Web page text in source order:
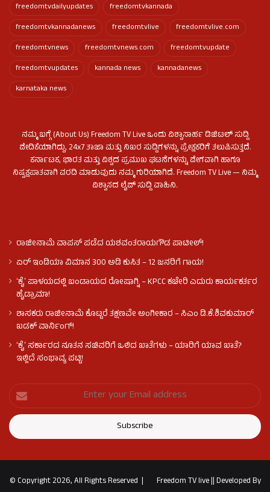
freedomtvdailyupdates
freedomtvkannada
freedomtvkannadanews
freedomtvlive
freedomtvlive.com
freedomtvnews
freedomtvnews.com
freedomtvupdate
freedomtvupdates
kannada news
kannadanews
karnataka news
ನಮ್ಮ ಬಗ್ಗೆ (About Us) Freedom TV Live ಒಂದು ವಿಶ್ವಾಸಾರ್ಹ ಡಿಜಿಟಲ್ ಸುದ್ದಿ
ವೇದಿಕೆಯಾಗಿದ್ದು, 24x7 ತಾಜಾ ಮತ್ತು ನಿಖರ ಸುದ್ದಿಗಳನ್ನು ಪ್ರೇಕ್ಷಕರಿಗೆ ತಲುಪಿಸುತ್ತದೆ.
ಕರ್ನಾಟಕ, ಭಾರತ ಮತ್ತು ವಿಶ್ವದ ಪ್ರಮುಖ ಘಟನೆಗಳನ್ನು ವೇಗವಾಗಿ ಹಾಗೂ
ನಿಷ್ಪಕ್ಷಪಾತವಾಗಿ ವರದಿ ಮಾಡುವುದು ನಮ್ಮ ಗುರಿಯಾಗಿದೆ. Freedom TV Live — ನಿಮ್ಮ
ವಿಶ್ವಾಸದ ಲೈವ್ ಸುದ್ದಿ ವಾಹಿನಿ.
ರಾಜೀನಾಮೆ ವಾಪಸ್ ಪಡೆದ ಯಶವಂತರಾಯಗೌಡ ಪಾಟೀಲ್‌!
ಏರ್ ಇಂಡಿಯಾ ವಿಮಾನ 300 ಅಡಿ ಕುಸಿತ – 12 ಜನರಿಗೆ ಗಾಯ!
ʻಕೈʼ​ ಪಾಳಯದಲ್ಲಿ ಬಂಡಾಯದ ರೋಷಾಗ್ನಿ – KPCC ಕಚೇರಿ ಎದುರು ಕಾರ್ಯಕರ್ತರ
ಹೈಡ್ರಾಮಾ!
ಶಾಸಕರು ರಾಜೀನಾಮೆ ಕೊಟ್ಟರೆ ತಕ್ಷಣವೇ ಅಂಗೀಕಾರ – ಸಿಎಂ ಡಿ.ಕೆ.ಶಿವಕುಮಾರ್
ಖಡಕ್ ವಾರ್ನಿಂಗ್!
ʻಕೈʼ ಸರ್ಕಾರದ ನೂತನ ಸಚಿವರಿಗೆ ಒಲಿದ ಖಾತೆಗಳು – ಯಾರಿಗೆ ಯಾವ ಖಾತೆ?
ಇಲ್ಲಿದೆ ಸಂಭಾವ್ಯ ಪಟ್ಟಿ!
© Copyright 2026, All Rights Reserved | Freedom TV live||Developed By